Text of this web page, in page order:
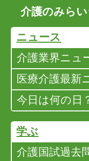
介護のみら
ニュース
介護業界ニュ
医療介護最新
今日は何の日
学ぶ
介護国試過去